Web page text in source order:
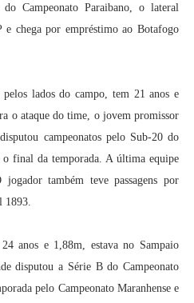
do Campeonato Paraibano, o lateral
e chega por empréstimo ao Botafogo
pelos lados do campo, tem 21 anos e
o ataque do time, ojovem promissor
campeonatos pelo Sub-20 do
final da temporada. A última equipe
também teve passagens por
1893.
anos e 1,88m, estava no Sampaio
disputou a Série B do Campeonato
pelo Campeonato Maranhense e